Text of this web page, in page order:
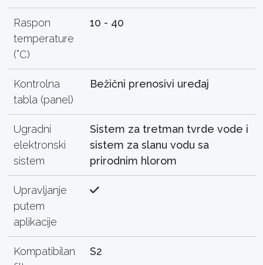
Raspon
temperature
(°C)
10 - 40
Kontrolna
tabla (panel)
Bežični prenosivi uređaj
Ugradni
elektronski
sistem
Sistem za tretman tvrde vode i
sistem za slanu vodu sa
prirodnim hlorom
Upravljanje
putem
aplikacije
Kompatibilan
S2